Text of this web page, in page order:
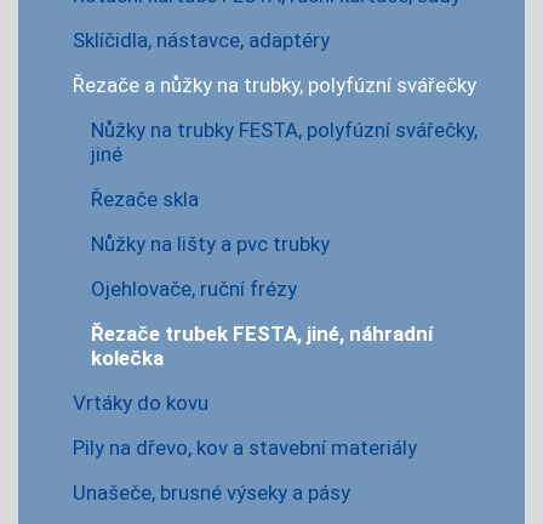
Sklíčidla, nástavce, adaptéry
Řezače a nůžky na trubky, polyfúzní svářečky
Nůžky na trubky FESTA, polyfúzní svářečky,
jiné
Řezače skla
Nůžky na lišty a pvc trubky
Ojehlovače, ruční frézy
Řezače trubek FESTA, jiné, náhradní
kolečka
Vrtáky do kovu
Pily na dřevo, kov a stavební materiály
Unašeče, brusné výseky a pásy